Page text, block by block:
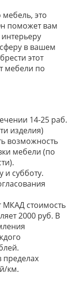
это
поможет вам
в вашем
этот
мебели по
14-25 раб.
изделия)
возможность
мебели (по
и субботу.
МКАД стоимость
2000 руб. В
пределах
км.